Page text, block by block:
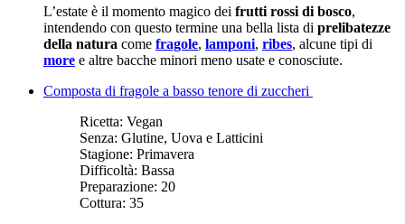
L’estate è il momento magico dei frutti rossi di bosco,
intendendo con questo termine una bella lista di prelibatezze
della natura come fragole, lamponi, ribes, alcune tipi di
more e altre bacche minori meno usate e conosciute.
Composta di fragole a basso tenore di zuccheri
Ricetta: Vegan
Senza: Glutine, Uova e Latticini
Stagione: Primavera
Difficoltà: Bassa
Preparazione: 20
Cottura: 35